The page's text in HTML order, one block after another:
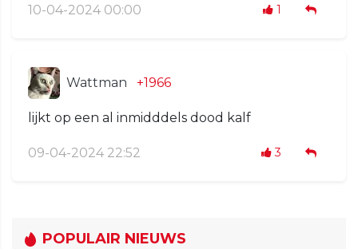
10-04-2024 00:00 1
Wattman +1966
lijkt op een al inmidddels dood kalf
09-04-2024 22:52 3
POPULAIR NIEUWS